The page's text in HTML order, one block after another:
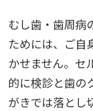
むし歯・歯周病
ためには、ご自
かせません。セ
的に検診と歯の
がきでは落とし